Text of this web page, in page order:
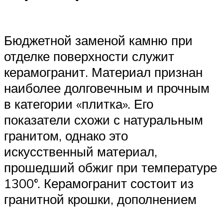
Бюджетной заменой камню при
отделке поверхности служит
керамогранит. Материал признан
наиболее долговечным и прочным
в категории «плитка». Его
показатели схожи с натуральным
гранитом, однако это
искусственный материал,
прошедший обжиг при температуре
1300°. Керамогранит состоит из
гранитной крошки, дополнением